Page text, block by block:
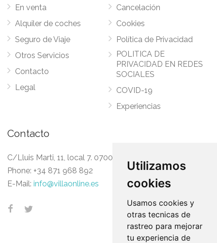
Utilizamos
cookies
Usamos cookies y
otras tecnicas de
rastreo para mejorar
tu experiencia de
En venta
Alquiler de coches
Seguro de Viaje
Otros Servicios
Contacto
Legal
Cancelación
Cookies
Política de Privacidad
POLITICA DE
PRIVACIDAD EN REDES
SOCIALES
COVID-19
Experiencias
Contacto
C/Lluis Marti, 11, local 7. 07006 Palma de Mallorca
Phone: +34 871 968 892
E-Mail: info@villaonline.es